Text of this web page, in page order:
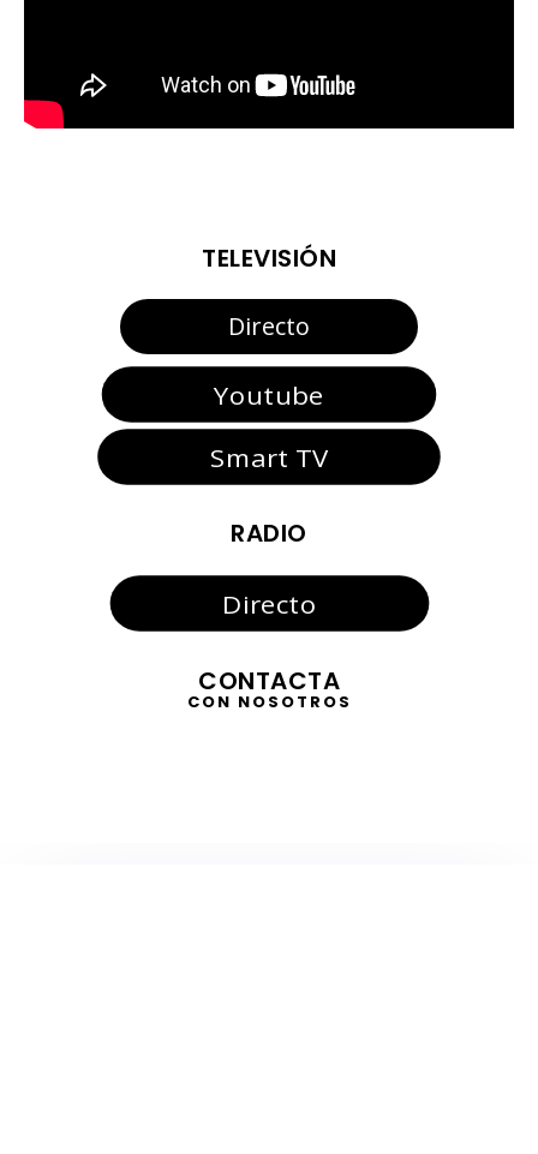
TELEVISIÓN
Directo
Youtube
Smart TV
RADIO
Directo
CONTACTA
CON NOSOTROS